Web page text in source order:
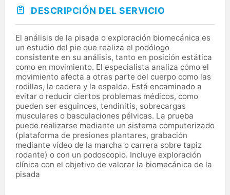
AY 360ºSalud&Deporte tras una evaluación
pormenorizada a través de nuestra tecnología y de la
tipología de cada persona, planificamos y programamos
un trabajo específico individualizado a medida basado
en las últimas tendencias.
DESCRIPCIÓN DEL SERVICIO
El análisis de la pisada o exploración biomecánica es
un estudio del pie que realiza el podólogo
consistente en su análisis, tanto en posición estática
como en movimiento. El especialista analiza cómo el
movimiento afecta a otras parte del cuerpo como las
rodillas, la cadera y la espalda. Está encaminado a
evitar o reducir ciertos problemas médicos, como
pueden ser esguinces, tendinitis, sobrecargas
musculares o basculaciones pélvicas. La prueba
puede realizarse mediante un sistema computerizado
(plataforma de presiones plantares, grabación
mediante vídeo de la marcha o carrera sobre tapiz
rodante) o con un podoscopio. Incluye exploración
clínica con el objetivo de valorar la biomecánica de la
pisada